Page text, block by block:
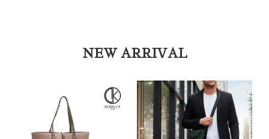
NEW ARRIVAL